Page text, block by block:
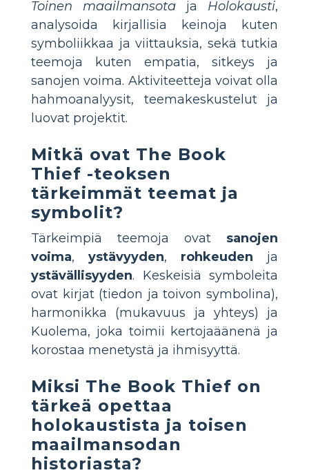
Toinen maailmansota ja Holokausti,
analysoida kirjallisia keinoja kuten
symboliikkaa ja viittauksia, sekä tutkia
teemoja kuten empatia, sitkeys ja
sanojen voima. Aktiviteetteja voivat olla
hahmoanalyysit, teemakeskustelut ja
luovat projektit.
Mitkä ovat The Book
Thief -teoksen
tärkeimmät teemat ja
symbolit?
Tärkeimpiä teemoja ovat sanojen
voima, ystävyyden, rohkeuden ja
ystävällisyyden. Keskeisiä symboleita
ovat kirjat (tiedon ja toivon symbolina),
harmonikka (mukavuus ja yhteys) ja
Kuolema, joka toimii kertojaäänenä ja
korostaa menetystä ja ihmisyyttä.
Miksi The Book Thief on
tärkeä opettaa
holokaustista ja toisen
maailmansodan
historiasta?